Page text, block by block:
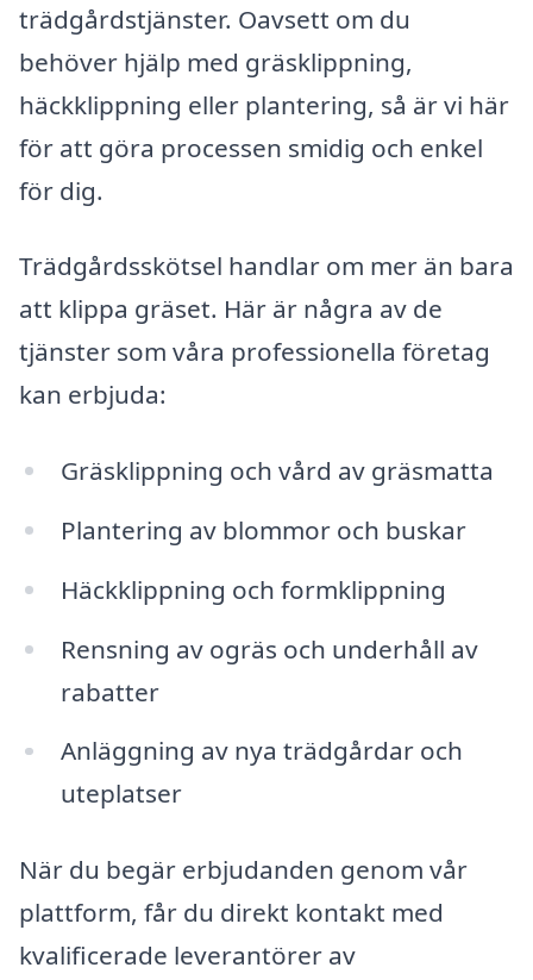
trädgårdstjänster. Oavsett om du
behöver hjälp med gräsklippning,
häckklippning eller plantering, så är vi här
för att göra processen smidig och enkel
för dig.
Trädgårdsskötsel handlar om mer än bara
att klippa gräset. Här är några av de
tjänster som våra professionella företag
kan erbjuda:
Gräsklippning och vård av gräsmatta
Plantering av blommor och buskar
Häckklippning och formklippning
Rensning av ogräs och underhåll av
rabatter
Anläggning av nya trädgårdar och
uteplatser
När du begär erbjudanden genom vår
plattform, får du direkt kontakt med
kvalificerade leverantörer av